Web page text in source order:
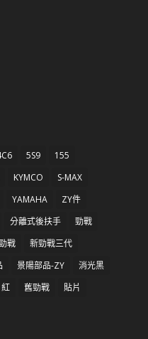
5S9
155
KYMCO
S-MAX
YAMAHA
ZY件
分離式後扶手
勁戰
戰
新勁戰三代
景陽部品-ZY
消光黑
紅 舊勁戰
貼片